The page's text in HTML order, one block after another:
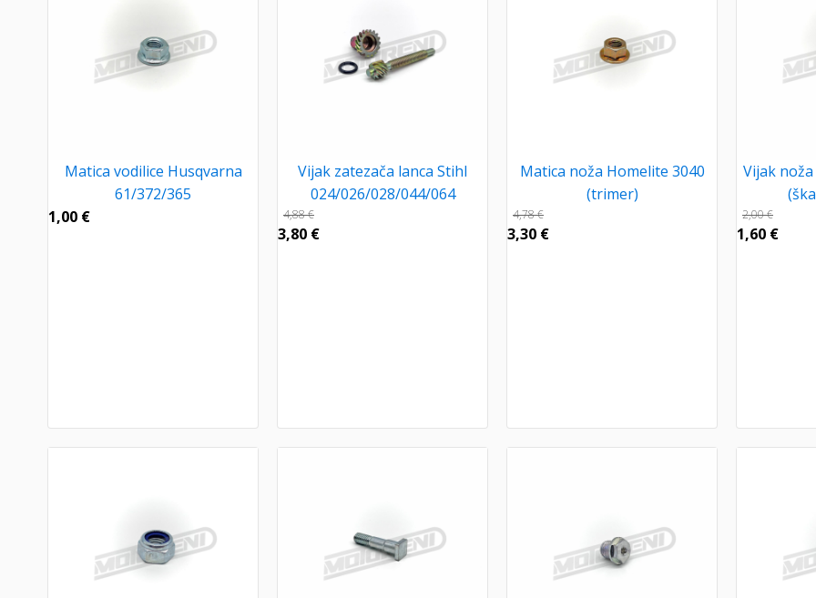
Matica vodilice Husqvarna
61/372/365
1,00 €
Vijak zatezača lanca Stihl
024/026/028/044/064
4,88€
3,80 €
Matica noža Homelite 3040
(trimer)
4,78€
3,30 €
Vijak
2,00€
1,60 €